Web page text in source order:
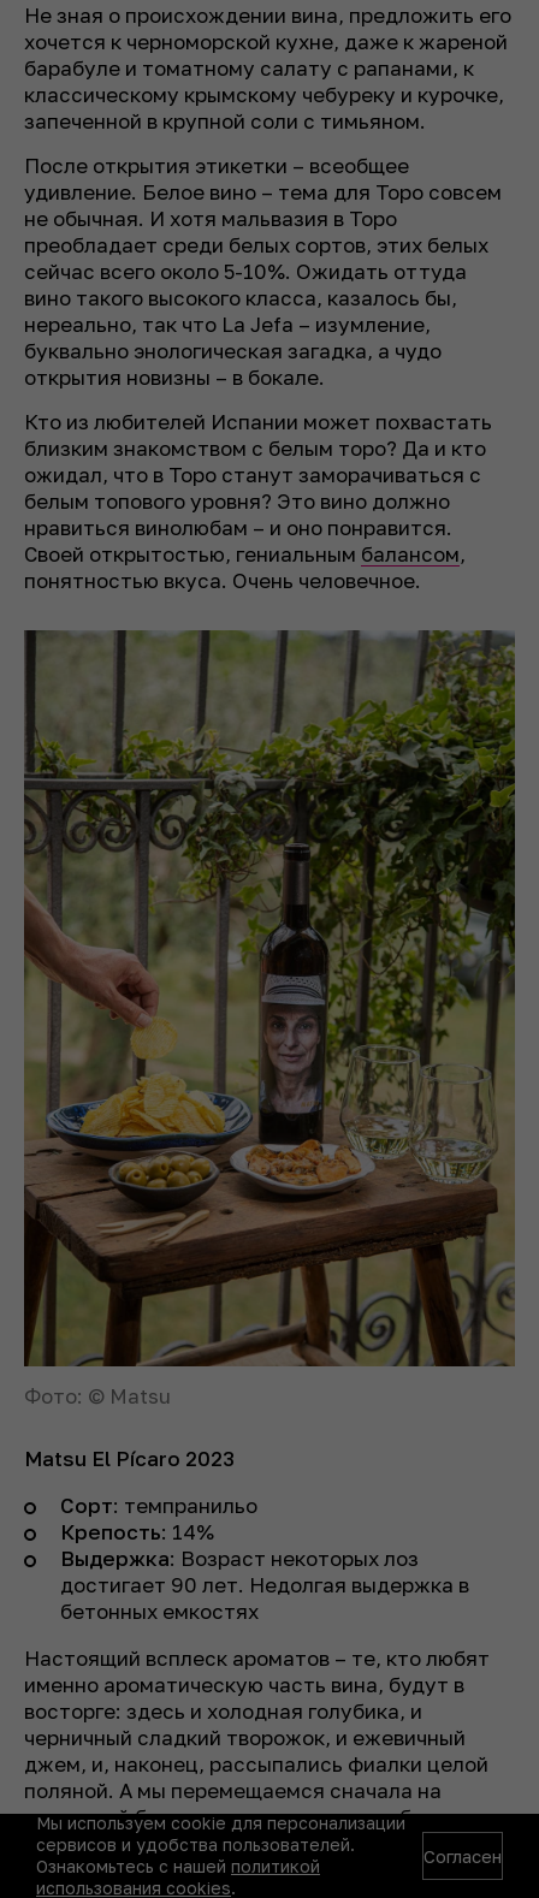
Не зная о происхождении вина, предложить его
хочется к черноморской кухне, даже к жареной
барабуле и томатному салату с рапанами, к
классическому крымскому чебуреку и курочке,
запеченной в крупной соли с тимьяном.
После открытия этикетки – всеобщее
удивление. Белое вино – тема для Торо совсем
не обычная. И хотя мальвазия в Торо
преобладает среди белых сортов, этих белых
сейчас всего около 5-10%. Ожидать оттуда
вино такого высокого класса, казалось бы,
нереально, так что La Jefa – изумление,
буквально энологическая загадка, а чудо
открытия новизны – в бокале.
Кто из любителей Испании может похвастать
близким знакомством с белым торо? Да и кто
ожидал, что в Торо станут заморачиваться с
белым топового уровня? Это вино должно
нравиться винолюбам – и оно понравится.
Своей открытостью, гениальным балансом,
понятностью вкуса. Очень человечное.
Фото: © Matsu
Matsu El Pícaro 2023
Сорт: темпранильо
Крепость: 14%
Выдержка: Возраст некоторых лоз
достигает 90 лет. Недолгая выдержка в
бетонных емкостях
Настоящий всплеск ароматов – те, кто любят
именно ароматическую часть вина, будут в
восторге: здесь и холодная голубика, и
черничный сладкий творожок, и ежевичный
джем, и, наконец, рассыпались фиалки целой
поляной. А мы перемещаемся сначала на
глинистый берег, потом на поле перебираем
каменистую минеральность. Внезапно –
чистенькие овощные ряды Даниловского рынка.
Мы используем cookie для персонализации
сервисов и удобства пользователей.
Ознакомьтесь с нашей политикой
использования cookies.
Согласен